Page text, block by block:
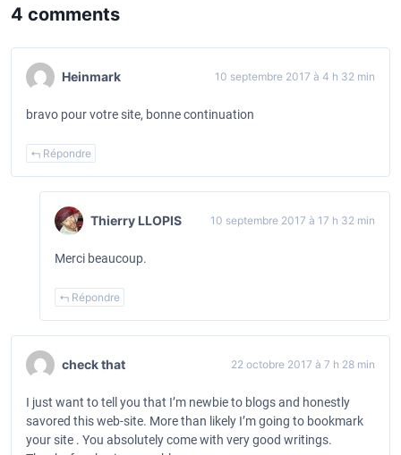
i
o
’
l
4 comments
Heinmark 10 septembre 2017 à 4 h 32 min
bravo pour votre site, bonne continuation
Répondre
Thierry LLOPIS 10 septembre 2017 à 17 h 32 min
Merci beaucoup.
Répondre
check that 22 octobre 2017 à 7 h 28 min
I just want to tell you that I’m newbie to blogs and honestly
savored this web-site. More than likely I’m going to bookmark
your site . You absolutely come with very good writings.